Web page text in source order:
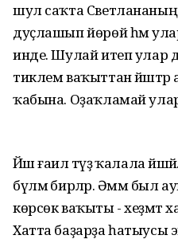
шул саҡта Светлананың
дуҫлашып йөрөй һәм
инде. Шулай итеп улар
тиклем ваҡыттан йәштәр
ҡабына. Оҙаҡламай
Йәш ғаилә тәүҙә ҡалала
бүлмә бирәләр. Әммә был
көрсөк ваҡыты - хеҙмәт
Хатта баҙарҙа һатыусы